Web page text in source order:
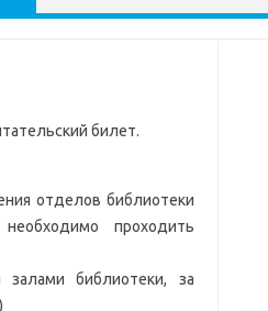
билет.
отделов библиотеки
проходить
библиотеки, за